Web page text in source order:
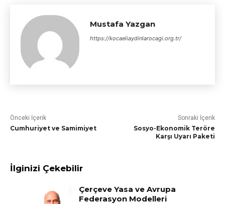
Mustafa Yazgan
https://kocaeliaydinlarocagi.org.tr/
Önceki İçerik
Cumhuriyet ve Samimiyet
Sonraki İçerik
Sosyo-Ekonomik Teröre
Karşı Uyarı Paketi
İlginizi Çekebilir
Çerçeve Yasa ve Avrupa
Federasyon Modelleri